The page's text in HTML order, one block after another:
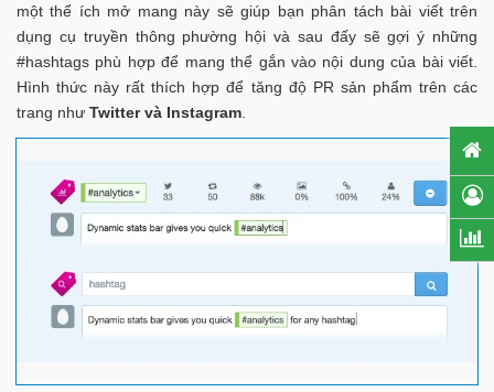
một thể ích mở mang này sẽ giúp bạn phân tách bài viết trên
dụng cụ truyền thông phường hội và sau đấy sẽ gợi ý những
#hashtags phù hợp để mang thể gắn vào nội dung của bài viết.
Hình thức này rất thích hợp để tăng độ PR sản phẩm trên các
trang như Twitter và Instagram.